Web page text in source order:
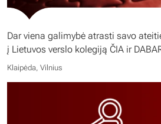
Dar viena galimybė atrasti savo
į Lietuvos verslo kolegiją ČIA ir
Klaipėda, Vilnius